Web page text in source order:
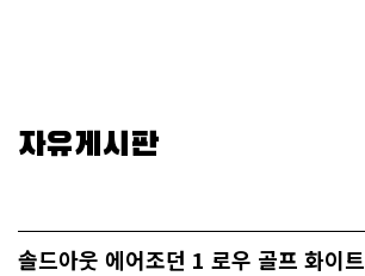
자유게시판
솔드아웃 에어조던 1 로우 골프 화이트